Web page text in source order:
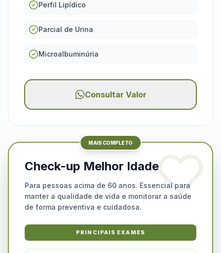
Perfil Lipídico
Parcial de Urina
Microalbuminúria
Consultar Valor
MAIS COMPLETO
Check-up Melhor Idade
Para pessoas acima de 60 anos. Essencial para
manter a qualidade de vida e monitorar a saúde
de forma preventiva e cuidadosa.
PRINCIPAIS EXAMES